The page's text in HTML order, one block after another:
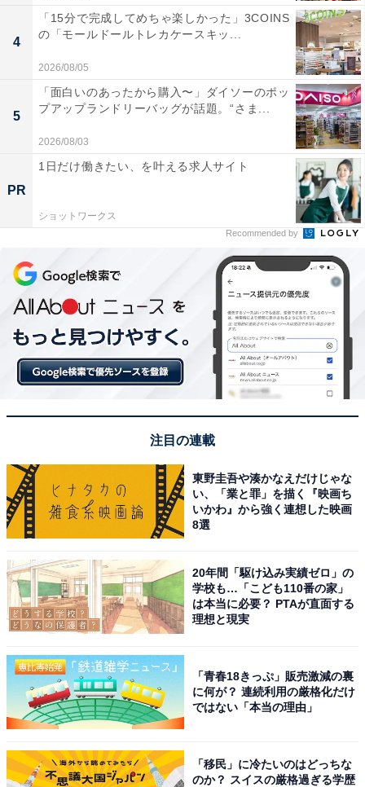
4
「15分で完成してめちゃ楽しかった」3COINS
の「モールドールトレカケースキッ...
2026/08/05
5
「面白いのあったから購入〜」ダイソーのポッ
プアップランドリーバッグが話題。“さま...
2026/08/03
PR
1日だけ働きたい、を叶える求人サイト
ショットワークス
Recommended by
注目の連載
東野圭吾や湊かなえだけじゃな
い、「業と罪」を描く『映画ち
いかわ』から強く連想した映画
8選
20年間「駆け込み実績ゼロ」の
学校も…「こども110番の家」
は本当に必要？ PTAが直面する
理想と現実
「青春18きっぷ」販売激減の裏
に何が？ 連続利用の厳格化だけ
ではない「本当の理由」
「移民」に冷たいのはどっちな
のか？ スイスの厳格過ぎる学歴